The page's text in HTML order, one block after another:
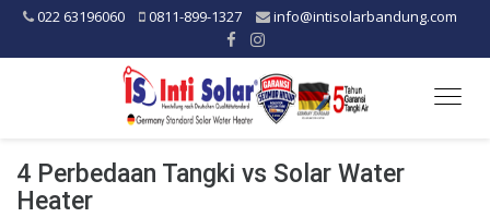
022 63196060 0811-899-1327 info@intisolarbandung.com
4 Perbedaan Tangki vs Solar Water
Heater